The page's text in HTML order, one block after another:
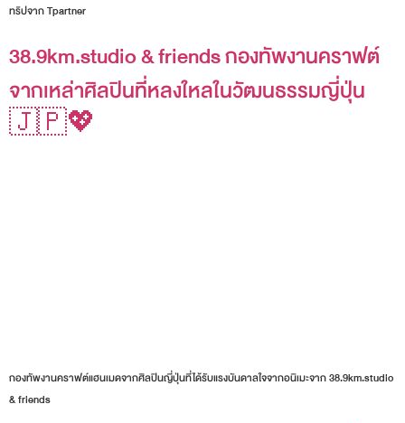
ทริปจาก Tpartner
38.9km.studio & friends กองทัพงานคราฟต์
จากเหล่าศิลปินที่หลงใหลในวัฒนธรรมญี่ปุ่น
🇯🇵💖
กองทัพงานคราฟต์แฮนเมดจากศิลปินญี่ปุ่นที่ได้รับแรงบันดาลใจจากอนิเมะจาก 38.9km.studio
& friends